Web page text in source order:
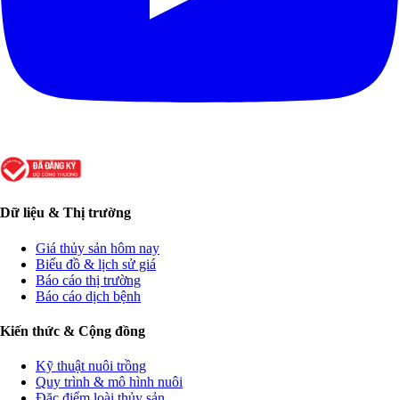
Dữ liệu & Thị trường
Giá thủy sản hôm nay
Biểu đồ & lịch sử giá
Báo cáo thị trường
Báo cáo dịch bệnh
Kiến thức & Cộng đồng
Kỹ thuật nuôi trồng
Quy trình & mô hình nuôi